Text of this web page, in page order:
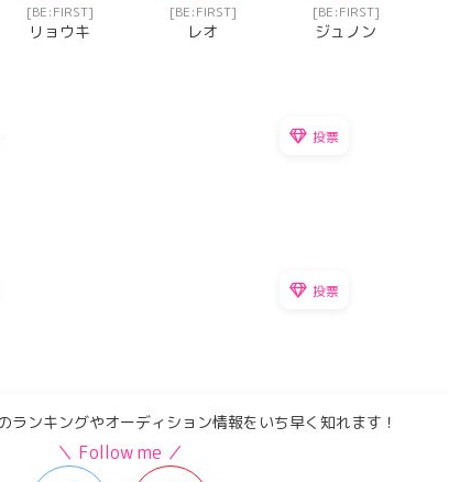
[BE:FIRST]
リョウキ
[BE:FIRST]
レオ
[BE:FIRST]
ジュノン
投票
投票
ランキングやオーディション情報をいち早く知れます！
＼ Follow me ／